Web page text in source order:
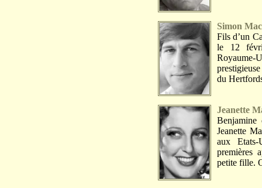
Simon
Fils d’un
le 12
du
Jeanette
Jeanette
aux
premières
petite fille.